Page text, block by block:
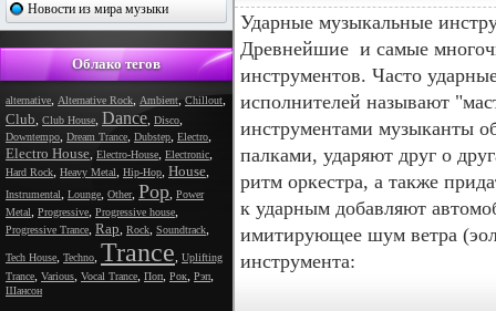
Новости из мира музыки
Облако тегов
alternative, Alternative Rock, Ambient, Chillout,
Club, Club House, Dance, Disco,
Downtempo, Dream Trance, Dubstep, Electro,
Electro House, Electro-House, Electronic,
Hard Rock, Heavy Metal, Hip-Hop, House,
Instrumental, Lounge, Other, Pop, Power
Metal, Progressive, Progressive house,
Progressive Trance, Rap, Rock, Soundtrack,
Tech House, Techno, Trance, Uplifting
Trance, Various, Vocal Trance, Поп, Рок, Рэп,
Шансон
Ударные музыкальные
Древнейшие и самые
инструментов. Часто
исполнителей называют
инструментами музыканты
палками, ударяют друг о
ритм оркестра, а также
к ударным добавляют
имитирующее шум ветра
инструмента: